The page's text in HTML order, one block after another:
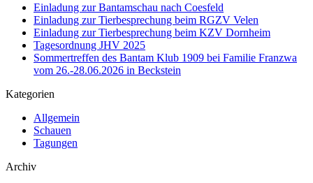
Einladung zur Bantamschau nach Coesfeld
Einladung zur Tierbesprechung beim RGZV Velen
Einladung zur Tierbesprechung beim KZV Dornheim
Tagesordnung JHV 2025
Sommertreffen des Bantam Klub 1909 bei Familie Franzwa
vom 26.-28.06.2026 in Beckstein
Kategorien
Allgemein
Schauen
Tagungen
Archiv